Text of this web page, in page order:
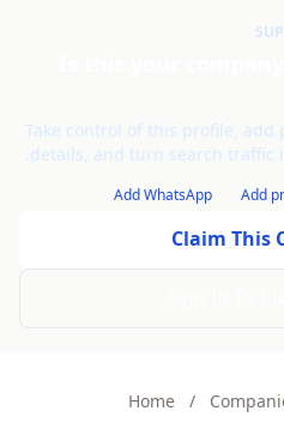
Take control of this profile,
details, and turn search traffic
Add
Add WhatsApp
Claim This
Home /